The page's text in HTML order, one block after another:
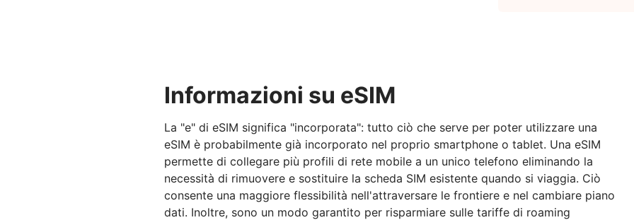
Informazioni su eSIM
La "e" di eSIM significa "incorporata": tutto ciò che serve per poter utilizzare una
eSIM è probabilmente già incorporato nel proprio smartphone o tablet. Una eSIM
permette di collegare più profili di rete mobile a un unico telefono eliminando la
necessità di rimuovere e sostituire la scheda SIM esistente quando si viaggia. Ciò
consente una maggiore flessibilità nell'attraversare le frontiere e nel cambiare piano
dati. Inoltre, sono un modo garantito per risparmiare sulle tariffe di roaming